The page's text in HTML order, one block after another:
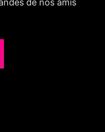
de nos amis